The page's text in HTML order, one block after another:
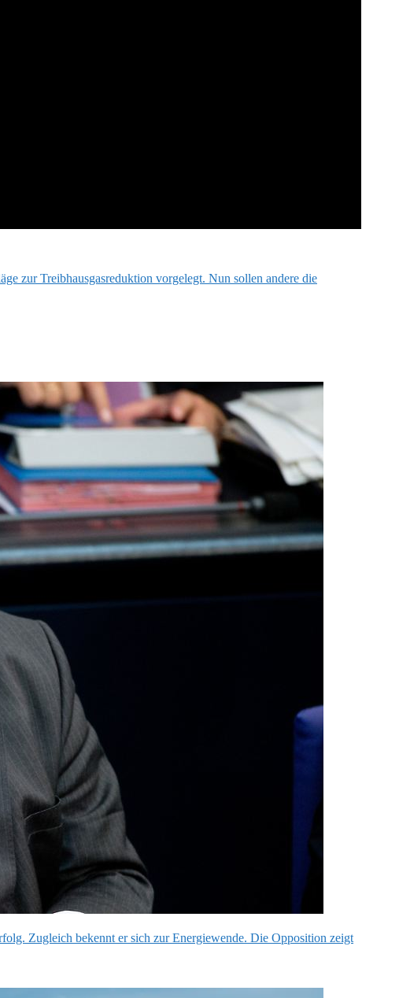
zur Treibhausgasreduktion vorgelegt. Nun sollen andere die
Zugleich bekennt er sich zur Energiewende. Die Opposition zeigt